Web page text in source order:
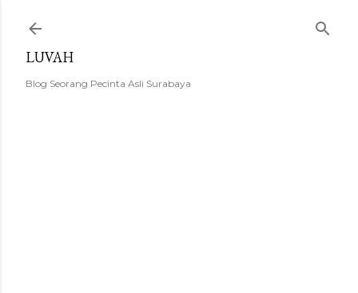
LUVAH
Blog Seorang Pecinta Asli Surabaya